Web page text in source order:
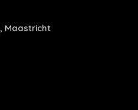
Maastricht